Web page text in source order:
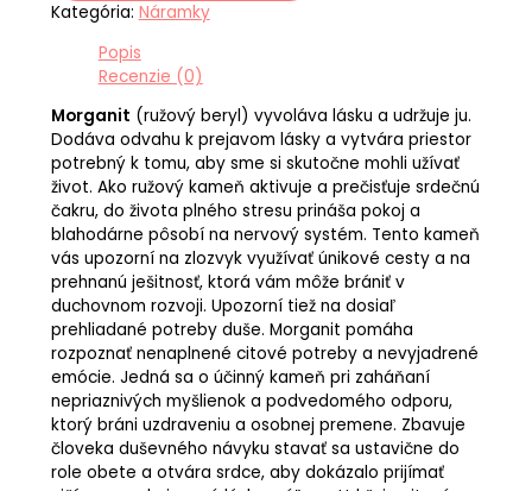
Kategória: Náramky
Popis
Recenzie (0)
Morganit (ružový beryl) vyvoláva lásku a udržuje ju.
Dodáva odvahu k prejavom lásky a vytvára priestor
potrebný k tomu, aby sme si skutočne mohli užívať
život. Ako ružový kameň aktivuje a prečisťuje srdečnú
čakru, do života plného stresu prináša pokoj a
blahodárne pôsobí na nervový systém. Tento kameň
vás upozorní na zlozvyk využívať únikové cesty a na
prehnanú ješitnosť, ktorá vám môže brániť v
duchovnom rozvoji. Upozorní tiež na dosiaľ
prehliadané potreby duše. Morganit pomáha
rozpoznať nenaplnené citové potreby a nevyjadrené
emócie. Jedná sa o účinný kameň pri zaháňaní
nepriaznivých myšlienok a podvedomého odporu,
ktorý bráni uzdraveniu a osobnej premene. Zbavuje
človeka duševného návyku stavať sa ustavične do
role obete a otvára srdce, aby dokázalo prijímať